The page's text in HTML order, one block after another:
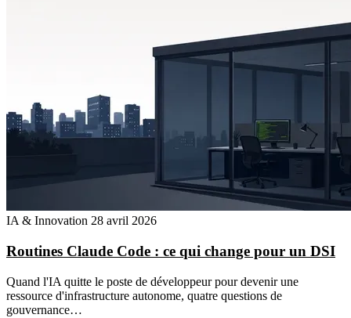
IA & Innovation 28 avril 2026
Routines Claude Code : ce qui change pour un DSI
Quand l'IA quitte le poste de développeur pour devenir une
ressource d'infrastructure autonome, quatre questions de
gouvernance…